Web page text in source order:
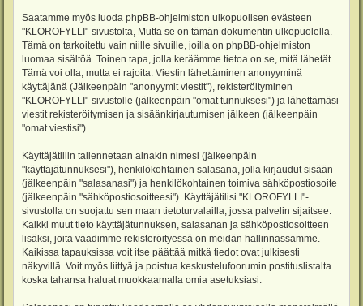
Saatamme myös luoda phpBB-ohjelmiston ulkopuolisen evästeen
"KLOROFYLLI"-sivustolta, Mutta se on tämän dokumentin ulkopuolella.
Tämä on tarkoitettu vain niille sivuille, joilla on phpBB-ohjelmiston
luomaa sisältöä. Toinen tapa, jolla keräämme tietoa on se, mitä lähetät.
Tämä voi olla, mutta ei rajoita: Viestin lähettäminen anonyyminä
käyttäjänä (Jälkeenpäin "anonyymit viestit"), rekisteröityminen
"KLOROFYLLI"-sivustolle (jälkeenpäin "omat tunnuksesi") ja lähettämäsi
viestit rekisteröitymisen ja sisäänkirjautumisen jälkeen (jälkeenpäin
"omat viestisi").
Käyttäjätiliin tallennetaan ainakin nimesi (jälkeenpäin
"käyttäjätunnuksesi"), henkilökohtainen salasana, jolla kirjaudut sisään
(jälkeenpäin "salasanasi") ja henkilökohtainen toimiva sähköpostiosoite
(jälkeenpäin "sähköpostiosoitteesi"). Käyttäjätilisi "KLOROFYLLI"-
sivustolla on suojattu sen maan tietoturvalailla, jossa palvelin sijaitsee.
Kaikki muut tieto käyttäjätunnuksen, salasanan ja sähköpostiosoitteen
lisäksi, joita vaadimme rekisteröityessä on meidän hallinnassamme.
Kaikissa tapauksissa voit itse päättää mitkä tiedot ovat julkisesti
näkyvillä. Voit myös liittyä ja poistua keskustelufoorumin postituslistalta
koska tahansa haluat muokkaamalla omia asetuksiasi.